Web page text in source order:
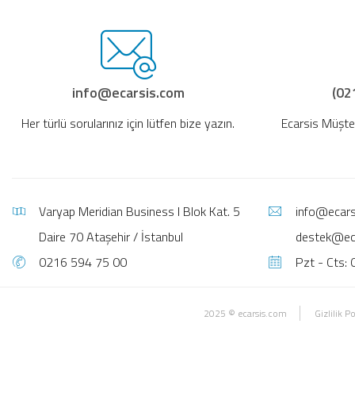
info@ecarsis.com
Her türlü sorularınız için lütfen bize yazın. Ecarsis
Varyap Meridian Business I Blok Kat. 5
Daire 70 Ataşehir / İstanbul
0216 594 75 00
Pzt - Cts:
2025 © ecarsis.com Gizlilik